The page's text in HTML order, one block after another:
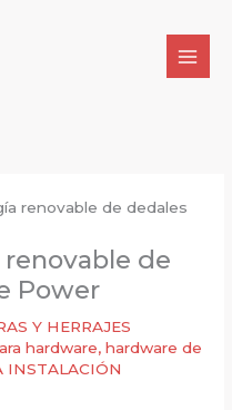
renovable de dedales
de
Power
Y HERRAJES
hardware,hardware de
INSTALACIÓN